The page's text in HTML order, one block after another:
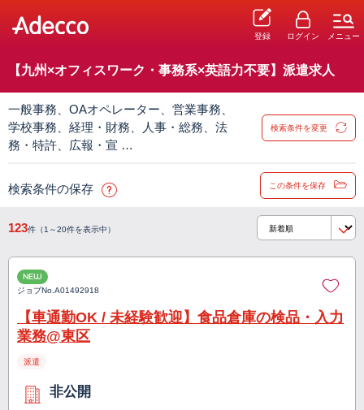
登録 ログイン メニュー
【九州×オフィスワーク・事務系×英語力不要】派遣求人
一般事務、OAオペレーター、営業事務、
学校事務、経理・財務、人事・総務、法
務・特許、広報・宣 …
検索条件を変更
検索条件の保存 この条件を保存
123件（1～20件を表示中）
NEW
ジョブNo.A01492918
【車通勤OK / 未経験歓迎】食品倉庫の検品・入力
業務@東区
派遣
非公開